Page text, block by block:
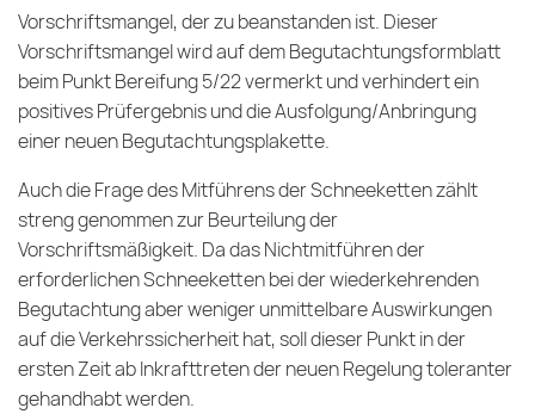
Vorschriftsmangel, der zu beanstanden ist. Dieser
Vorschriftsmangel wird auf dem Begutachtungsformblatt
beim Punkt Bereifung 5/22 vermerkt und verhindert ein
positives Prüfergebnis und die Ausfolgung/Anbringung
einer neuen Begutachtungsplakette.
Auch die Frage des Mitführens der Schneeketten zählt
streng genommen zur Beurteilung der
Vorschriftsmäßigkeit. Da das Nichtmitführen der
erforderlichen Schneeketten bei der wiederkehrenden
Begutachtung aber weniger unmittelbare Auswirkungen
auf die Verkehrssicherheit hat, soll dieser Punkt in der
ersten Zeit ab Inkrafttreten der neuen Regelung toleranter
gehandhabt werden.